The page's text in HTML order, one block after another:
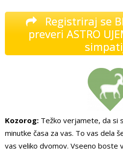
Registriraj se
preveri ASTRO
Kozorog: Težko verjamete, da si
minutke časa za vas. To vas dela
vas veliko dvomov. Vseeno boste